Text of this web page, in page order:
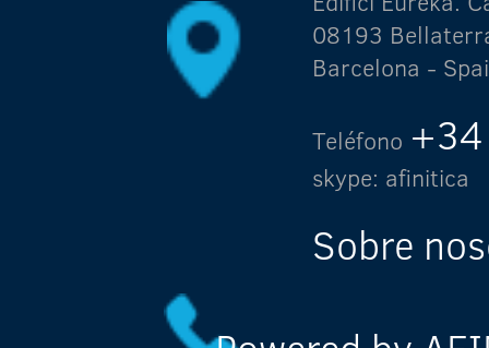
08193
Barcelona -
Teléfono
skype: afinitica
Sobre